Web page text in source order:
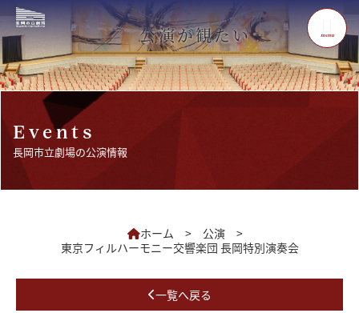
menu
公演が観たい
Events
長岡市立劇場の公演情報
ホーム > 公演
>
東京フィルハーモニー交響楽団 長岡特別演奏会
一覧へ戻る